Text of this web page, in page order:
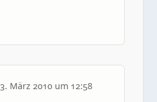
3. März 2010 um 12:58